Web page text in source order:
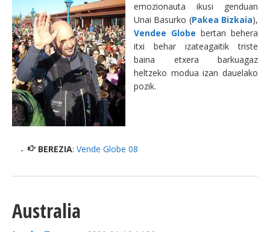
emozionauta ikusi genduan
Unai Basurko (Pakea Bizkaia),
Vendee Globe bertan behera
itxi behar izateagaitik triste
baina etxera barkuagaz
heltzeko modua izan dauelako
pozik.
BEREZIA: Vende Globe 08
Australia